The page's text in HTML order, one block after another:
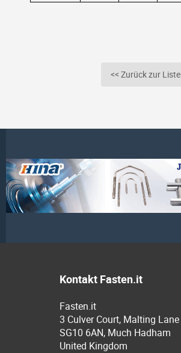
<< Zurück zur Liste
Kontakt Fasten.it
Fasten.it
3 Culver Court, Malting Lane
SG10 6AN, Much Hadham
United Kingdom